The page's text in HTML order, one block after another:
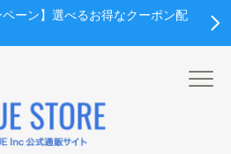
ペーン】選べるお得なクーポン配